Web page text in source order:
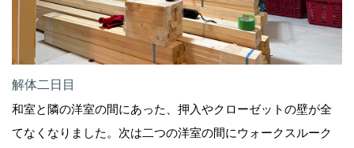
解体二日目
和室と隣の洋室の間にあった、押入やクローゼットの壁が全
てなくなりました。次は二つの洋室の間にウォークスルーク